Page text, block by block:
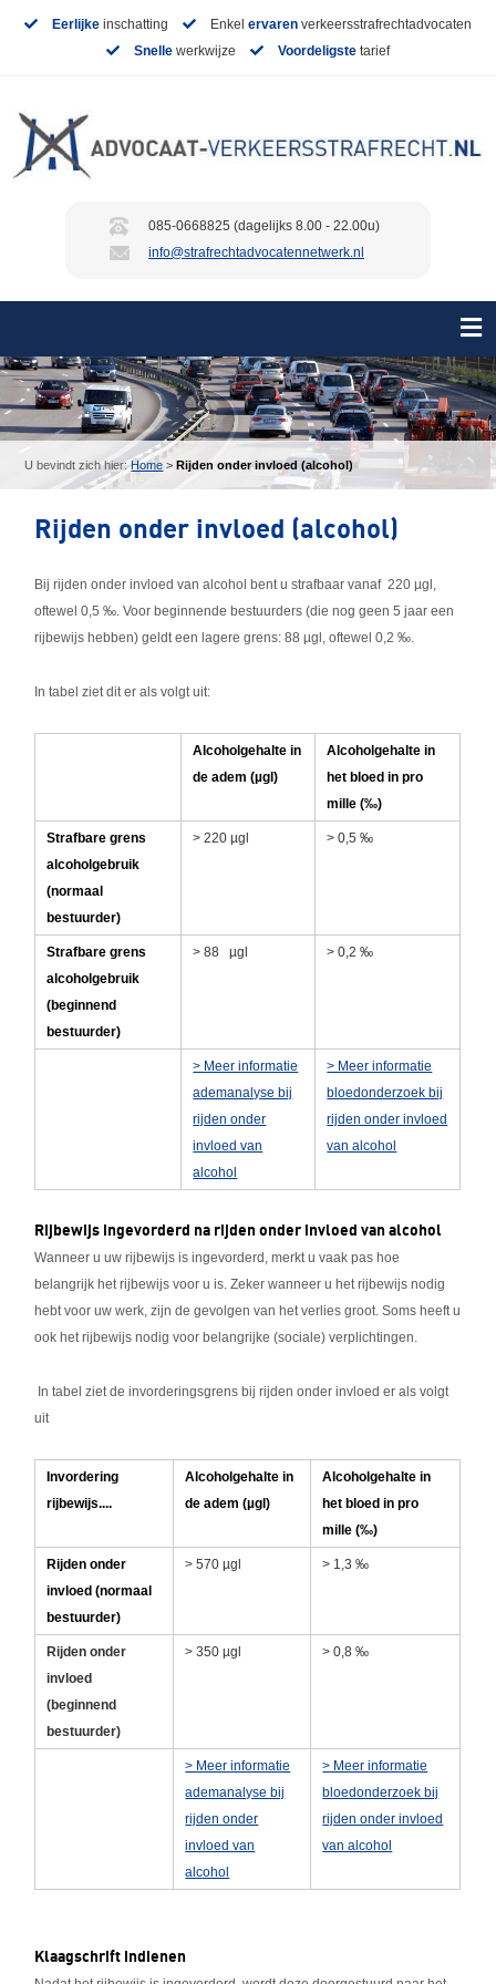
Eerlijke inschatting Enkel ervaren verkeersstrafrechtadvocaten
Snelle werkwijze Voordeligste tarief
085-0668825 (dagelijks 8.00 - 22.00u)
info@strafrechtadvocatennetwerk.nl
U bevindt zich hier:Home >Rijden onder invloed (alcohol)
Rijden onder invloed (alcohol)
Bij rijden onder invloed van alcohol bent u strafbaar vanaf 220 µgl,
oftewel 0,5 ‰. Voor beginnende bestuurders (die nog geen 5 jaar een
rijbewijs hebben) geldt een lagere grens: 88 µgl, oftewel 0,2 ‰.
In tabel ziet dit er als volgt uit:
Alcoholgehalte in
de adem (µgl)
Alcoholgehalte in
het bloed in pro
mille (‰)
Strafbare grens
alcoholgebruik
(normaal
bestuurder)
> 220 µgl > 0,5 ‰
Strafbare grens
alcoholgebruik
(beginnend
bestuurder)
> 88 µgl > 0,2 ‰
> Meer informatie
ademanalyse bij
rijden onder
invloed van
alcohol
> Meer informatie
bloedonderzoek bij
rijden onder invloed
van alcohol
Rijbewijs ingevorderd na rijden onder invloed van alcohol
Wanneer u uw rijbewijs is ingevorderd, merkt u vaak pas hoe
belangrijk het rijbewijs voor u is. Zeker wanneer u het rijbewijs nodig
hebt voor uw werk, zijn de gevolgen van het verlies groot. Soms heeft u
ook het rijbewijs nodig voor belangrijke (sociale) verplichtingen.
In tabel ziet de invorderingsgrens bij rijden onder invloed er als volgt
uit
Invordering
rijbewijs....
Alcoholgehalte in
de adem (µgl)
Alcoholgehalte in
het bloed in pro
mille (‰)
Rijden onder
invloed (normaal
bestuurder)
> 570 µgl > 1,3 ‰
Rijden onder
invloed
(beginnend
bestuurder)
> 350 µgl > 0,8 ‰
> Meer informatie
ademanalyse bij
rijden onder
invloed van
alcohol
> Meer informatie
bloedonderzoek bij
rijden onder invloed
van alcohol
Klaagschrift indienen